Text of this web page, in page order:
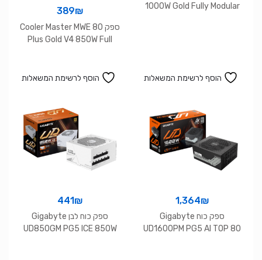
1000W Gold Fully Modular
389₪
ספק Cooler Master MWE 80
Plus Gold V4 850W Full
הוסף לרשימת המשאלות
1,364₪
ספק כוח Gigabyte
UD1600PM PG5 AI TOP 80
הוסף לרשימת המשאלות
441₪
ספק כוח לבן Gigabyte
UD850GM PG5 ICE 850W